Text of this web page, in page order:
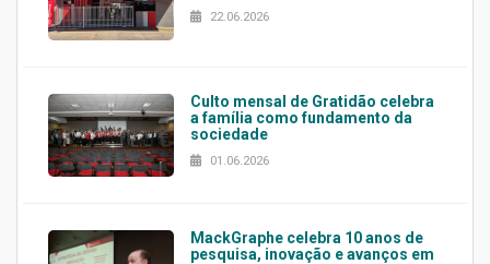
22.06.2026
Culto mensal de Gratidão celebra
a família como fundamento da
sociedade
01.06.2026
MackGraphe celebra 10 anos de
pesquisa, inovação e avanços em